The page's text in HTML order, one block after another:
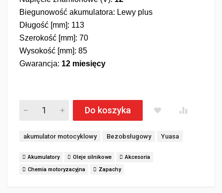
Biegunowość akumulatora: Lewy plus
Długość [mm]: 113
Szerokość [mm]: 70
Wysokość [mm]: 85
Gwarancja: 12 miesięcy
Akumulator motocyklowy YUASA YTX4L-BS AGM 3,2Ah 50A
Do koszyka
Tagi:
akumulator motocyklowy Bezobsługowy Yuasa
Akumulatory Oleje silnikowe
Akcesoria
Chemia motoryzacyjna
Zapachy